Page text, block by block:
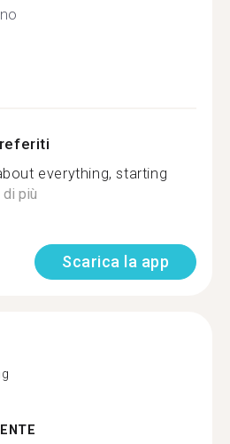
everything, starting
più
Scarica la app